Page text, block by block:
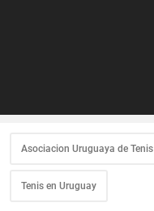
Asociacion Uruguaya de Tenis
Tenis en Uruguay